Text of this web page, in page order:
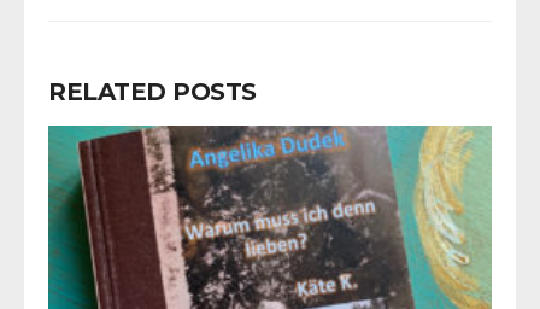
RELATED POSTS